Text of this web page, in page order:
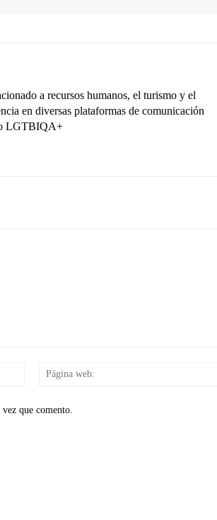
a recursos humanos, el turismo y el
en diversas plataformas de comunicación
LGTBIQA+
Correo
que comento.